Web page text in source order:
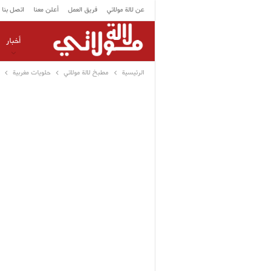
عن لالة مولاتي فريق العمل أعلن معنا اتصل بنا
أخبار
الرئيسية مطبخ لالة مولاتي حلويات مغربية